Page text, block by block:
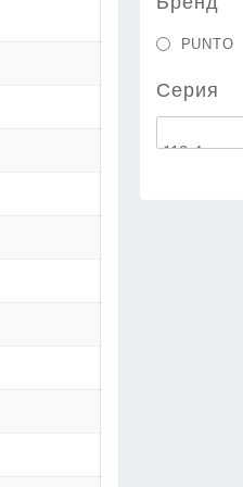
PUNTO
Серия